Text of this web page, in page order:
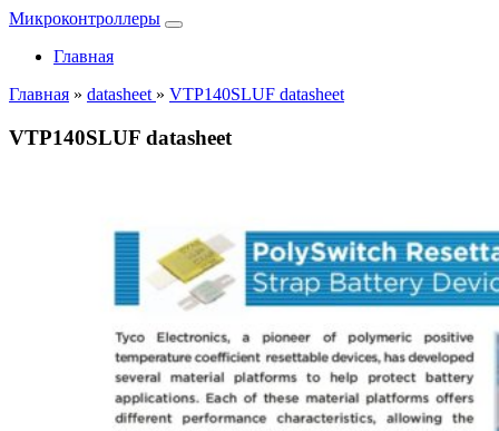
Микроконтроллеры
Главная
Главная » datasheet » VTP140SLUF datasheet
VTP140SLUF datasheet